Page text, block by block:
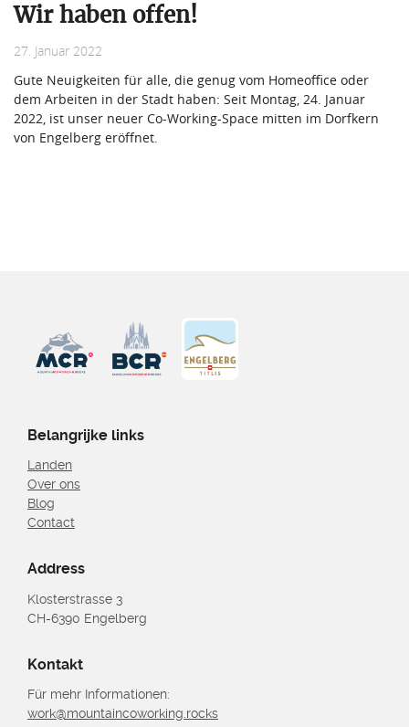
Wir haben offen!
27. Januar 2022
Gute Neuigkeiten für alle, die genug vom Homeoffice oder
dem Arbeiten in der Stadt haben: Seit Montag, 24. Januar
2022, ist unser neuer Co-Working-Space mitten im Dorfkern
von Engelberg eröffnet.
Belangrijke links
Landen
Over ons
Blog
Contact
Address
Klosterstrasse 3
CH-6390 Engelberg
Kontakt
Für mehr Informationen:
work@mountaincoworking.rocks